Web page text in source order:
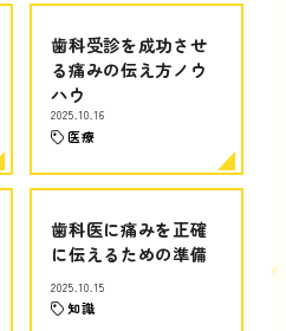
歯科受診を成功させ
る痛みの伝え方ノウ
ハウ
2025.10.16
医療
歯科医に痛みを正確
に伝えるための準備
2025.10.15
知識